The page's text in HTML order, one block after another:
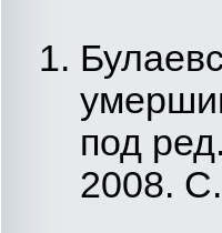
под
2008.